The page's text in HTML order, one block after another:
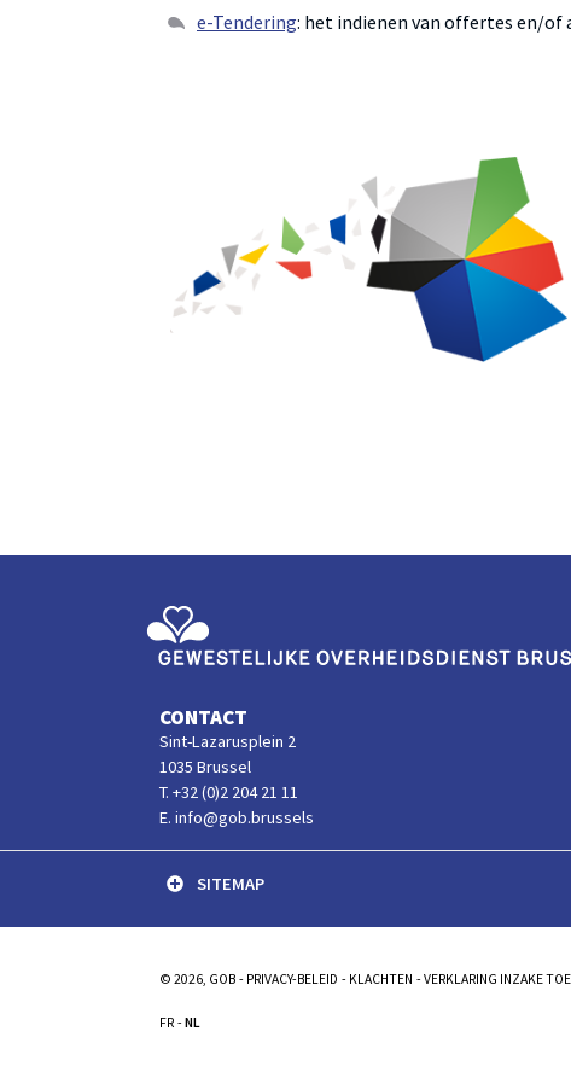
e-Tendering: het indienen van offertes en/
CONTACT
Sint-Lazarusplein 2
1035 Brussel
T. +32 (0)2 204 21 11
E. info@gob.brussels
SITEMAP
© 2026, GOB PRIVACY-BELEID KLACHTEN VERKLARING INZAKE
FR NL